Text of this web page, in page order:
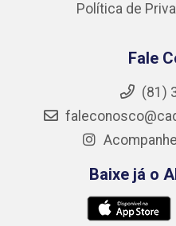
Política de
Fale
(81)
Baixe já o